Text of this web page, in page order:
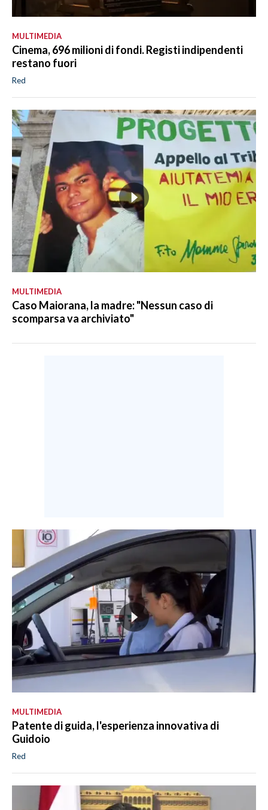
MULTIMEDIA
Cinema, 696 milioni di fondi. Registi indipendenti
restano fuori
Red
MULTIMEDIA
Caso Maiorana, la madre: "Nessun caso di
scomparsa va archiviato"
MULTIMEDIA
Patente di guida, l'esperienza innovativa di
Guidoio
Red